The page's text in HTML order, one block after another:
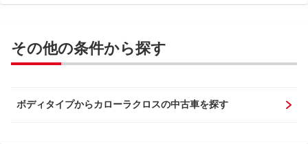
その他の条件から探す
ボディタイプからカローラクロスの中古車を探す